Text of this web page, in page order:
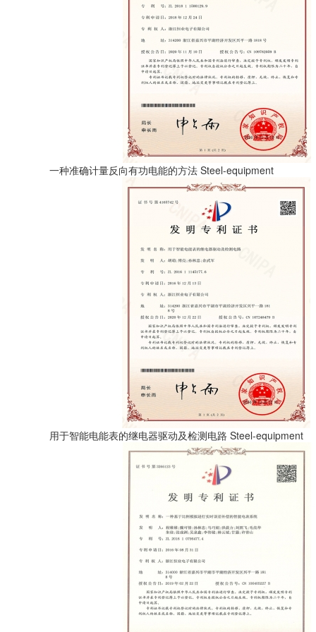
一种准确计量反向有功电能的方法 Steel-equipment
用于智能电能表的继电器驱动及检测电路 Steel-equipment